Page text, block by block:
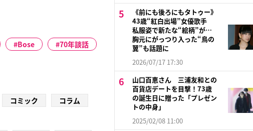
Bose
70年談話
コミック
コラム
《前にも後ろにもタトゥー》
43歳“紅白出場”女優歌手
私服姿で新たな“絵柄”が…
胸元にがっつり入った“鳥の
翼”も話題に
2026/07/17 17:30
山口百恵さん 三浦友和との
百貨店デートを目撃！73歳
の誕生日に贈った「プレゼン
トの中身」
2025/02/08 11:00